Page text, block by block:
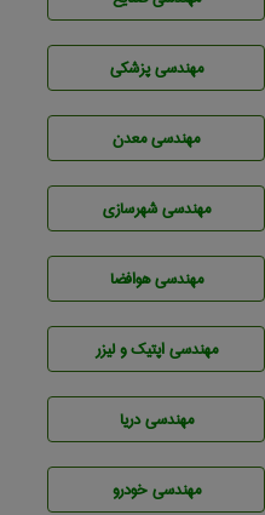
مهندسی پزشکی
مهندسی معدن
مهندسی شهرسازی
مهندسی هوافضا
مهندسی اپتیک و لیزر
مهندسی دریا
مهندسی خودرو